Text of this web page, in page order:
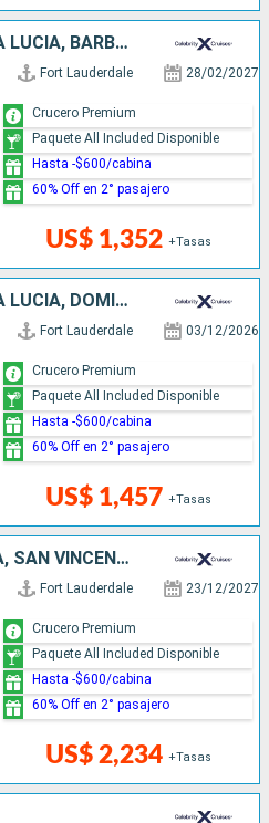
ESTADOS UNIDOS, SANTA LUCIA, BARBADOS, ARUBA
Fort Lauderdale 28/02/2027
US$ 1,352 +Tasas
Crucero Premium
Paquete All Included Disponible
Hasta -$600/cabina
60% Off en 2° pasajero
ESTADOS UNIDOS, SANTA LUCIA, DOMINICA, ANTIGUA Y BARBUDA
Fort Lauderdale 03/12/2026
US$ 1,457 +Tasas
Crucero Premium
Paquete All Included Disponible
Hasta -$600/cabina
60% Off en 2° pasajero
ESTADOS UNIDOS, ARUBA, SAN VINCENT Y LAS GRANADINAS, DOMINICA, SANTA LUCIA
Fort Lauderdale 23/12/2027
US$ 2,234 +Tasas
Crucero Premium
Paquete All Included Disponible
Hasta -$600/cabina
60% Off en 2° pasajero